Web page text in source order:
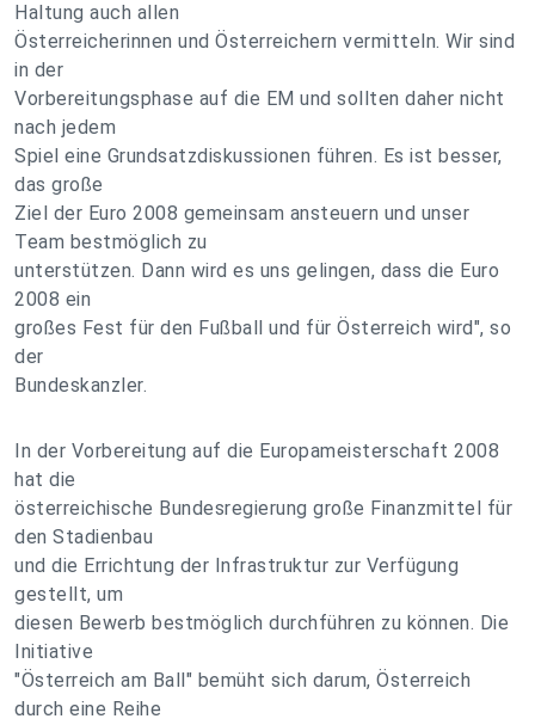
Haltung auch allen
Österreicherinnen und Österreichern vermitteln. Wir sind
in der
Vorbereitungsphase auf die EM und sollten daher nicht
nach jedem
Spiel eine Grundsatzdiskussionen führen. Es ist besser,
das große
Ziel der Euro 2008 gemeinsam ansteuern und unser
Team bestmöglich zu
unterstützen. Dann wird es uns gelingen, dass die Euro
2008 ein
großes Fest für den Fußball und für Österreich wird", so
der
Bundeskanzler.
In der Vorbereitung auf die Europameisterschaft 2008
hat die
österreichische Bundesregierung große Finanzmittel für
den Stadienbau
und die Errichtung der Infrastruktur zur Verfügung
gestellt, um
diesen Bewerb bestmöglich durchführen zu können. Die
Initiative
"Österreich am Ball" bemüht sich darum, Österreich
durch eine Reihe